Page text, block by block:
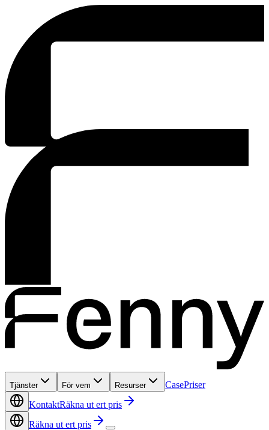
Tjänster För vem Resurser CasePriser
KontaktRäkna ut ert pris
Räkna ut ert pris